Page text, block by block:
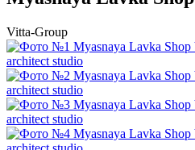
Vitta-Group